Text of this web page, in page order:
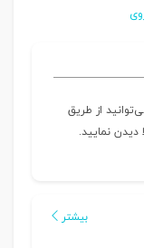
از طریق
نمایید.
بیشتر